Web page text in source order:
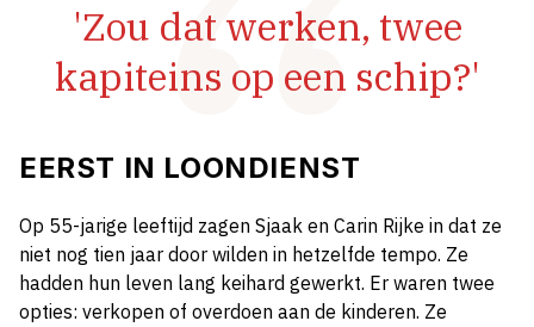
'Zou dat werken, twee
kapiteins op een schip?'
EERST IN LOONDIENST
Op 55-jarige leeftijd zagen Sjaak en Carin Rijke in dat ze
niet nog tien jaar door wilden in hetzelfde tempo. Ze
hadden hun leven lang keihard gewerkt. Er waren twee
opties: verkopen of overdoen aan de kinderen. Ze